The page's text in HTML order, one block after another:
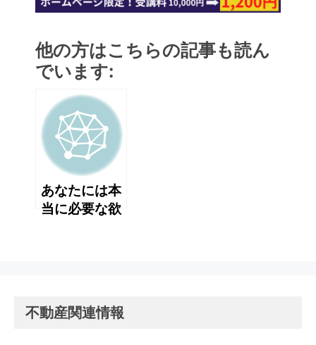
他の方はこちらの記事も読ん
でいます:
あなたには本
当に必要な欲
不動産関連情報